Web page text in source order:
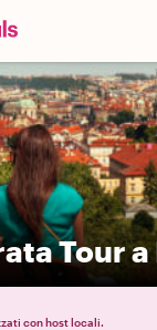
Tour a
con host locali.